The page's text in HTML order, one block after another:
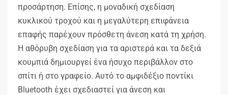
προσάρτηση. Επίσης, η μοναδική σχεδίαση
κυκλικού τροχού και η μεγαλύτερη επιφάνεια
επαφής παρέχουν πρόσθετη άνεση κατά τη χρήση.
Η αθόρυβη σχεδίαση για τα αριστερά και τα δεξιά
κουμπιά δημιουργεί ένα ήσυχο περιβάλλον στο
σπίτι ή στο γραφείο. Αυτό το αμφιδέξιο ποντίκι
Bluetooth έχει σχεδιαστεί για άνεση και